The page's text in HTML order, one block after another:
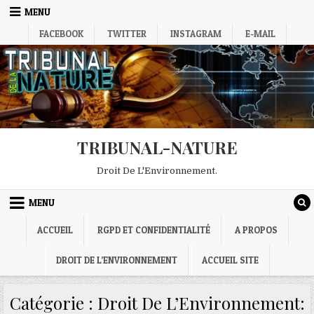
Skip
MENU
FACEBOOK
TWITTER INSTAGRAM E-MAIL
TRIBUNAL-NATURE
Droit De L'Environnement.
MENU
ACCUEIL RGPD ET CONFIDENTIALITÉ A PROPOS
DROIT DE L’ENVIRONNEMENT ACCUEIL SITE
Catégorie : Droit De L’Environnement: